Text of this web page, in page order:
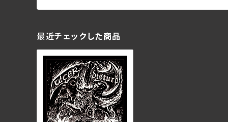
最近チェックした商品